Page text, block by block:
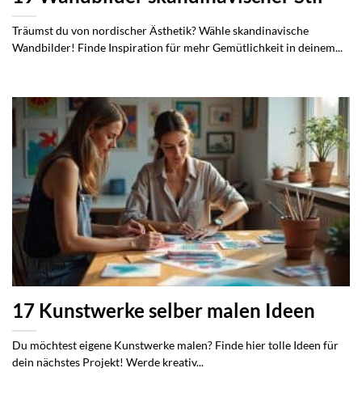
Träumst du von nordischer Ästhetik? Wähle skandinavische
Wandbilder! Finde Inspiration für mehr Gemütlichkeit in deinem...
17 Kunstwerke selber malen Ideen
Du möchtest eigene Kunstwerke malen? Finde hier tolle Ideen für
dein nächstes Projekt! Werde kreativ...